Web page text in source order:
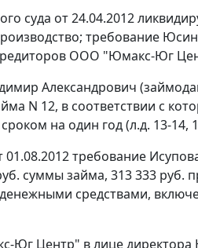
суда от 24.04.2012
требование
ООО "Юмакс-Юг
Александрович
N 12, в соответствии с
на один год (л.д. 13-14,
требование
суммы займа, 313 333 руб.
средствами,
Юг Центр" в лице директора